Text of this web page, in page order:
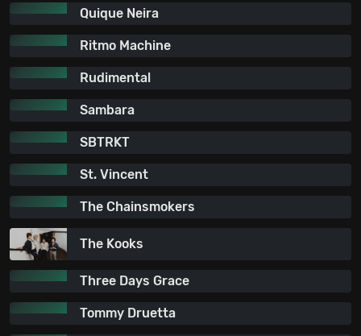
Quique Neira
Ritmo Machine
Rudimental
Sambara
SBTRKT
St. Vincent
The Chainsmokers
The Kooks
Three Days Grace
Tommy Druetta